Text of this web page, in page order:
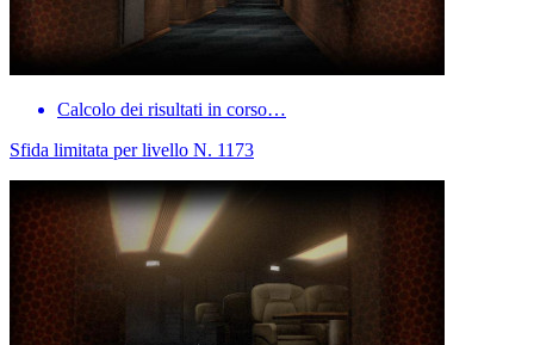
Calcolo dei risultati in corso…
Sfida limitata per livello N. 1173